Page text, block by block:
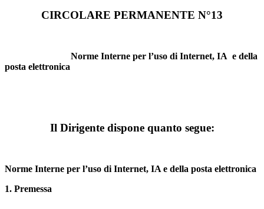
CIRCOLARE PERMANENTE N°13
Norme Interne per l’uso di Internet, IA e della
posta elettronica
Il Dirigente dispone quanto segue:
Norme Interne per l’uso di Internet, IA e della posta elettronica
1. Premessa